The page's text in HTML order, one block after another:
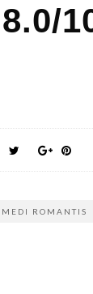
8.0/
ROMANTIS